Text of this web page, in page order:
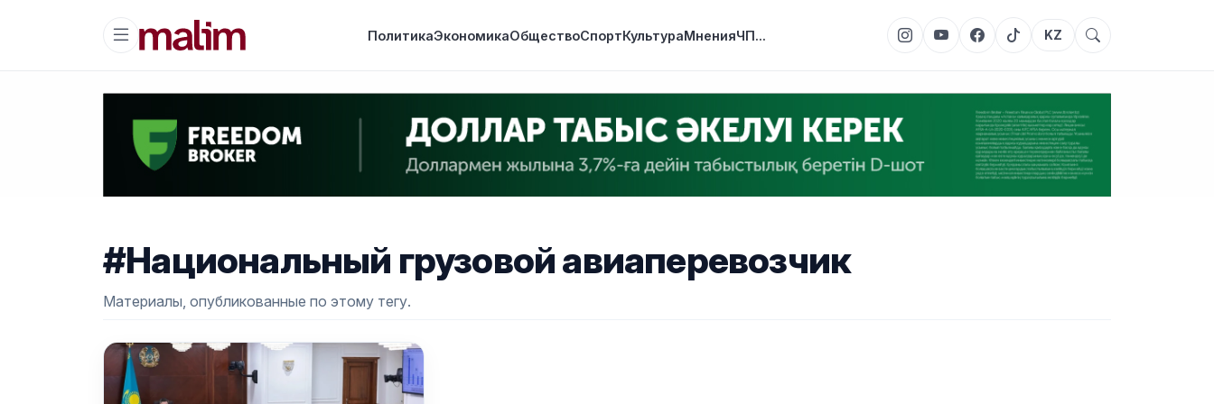
ПолитикаЭкономикаОбществоСпортКультураМненияЧП... KZ
#Национальный грузовой авиаперевозчик
Материалы, опубликованные по этому тегу.